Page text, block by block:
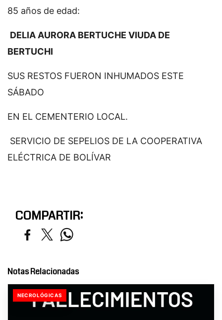
85 años de edad:
DELIA AURORA BERTUCHE VIUDA DE
BERTUCHI
SUS RESTOS FUERON INHUMADOS ESTE
SÁBADO
EN EL CEMENTERIO LOCAL.
SERVICIO DE SEPELIOS DE LA COOPERATIVA
ELÉCTRICA DE BOLÍVAR
COMPARTIR:
Notas Relacionadas
NECROLÓGICAS